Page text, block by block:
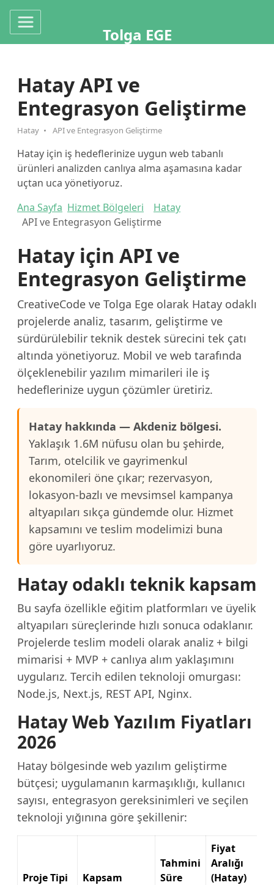
Tolga EGE
Hatay API ve
Entegrasyon Geliştirme
Hatay API ve Entegrasyon Geliştirme
Hatay için iş hedeflerinize uygun web tabanlı
ürünleri analizden canlıya alma aşamasına kadar
uçtan uca yönetiyoruz.
Ana Sayfa Hizmet Bölgeleri
Hatay
API ve Entegrasyon Geliştirme
Hatay için API ve
Entegrasyon Geliştirme
CreativeCode ve Tolga Ege olarak Hatay odaklı
projelerde analiz, tasarım, geliştirme ve
sürdürülebilir teknik destek sürecini tek çatı
altında yönetiyoruz. Mobil ve web tarafında
ölçeklenebilir yazılım mimarileri ile iş
hedeflerinize uygun çözümler üretiriz.
Hatay hakkında — Akdeniz bölgesi.
Yaklaşık 1.6M nüfusu olan bu şehirde,
Tarım, otelcilik ve gayrimenkul
ekonomileri öne çıkar; rezervasyon,
lokasyon-bazlı ve mevsimsel kampanya
altyapıları sıkça gündemde olur. Hizmet
kapsamını ve teslim modelimizi buna
göre uyarlıyoruz.
Hatay odaklı teknik kapsam
Bu sayfa özellikle eğitim platformları ve üyelik
altyapıları süreçlerinde hızlı sonuca odaklanır.
Projelerde teslim modeli olarak analiz + bilgi
mimarisi + MVP + canlıya alım yaklaşımını
uygularız. Tercih edilen teknoloji omurgası:
Node.js, Next.js, REST API, Nginx.
Hatay Web Yazılım Fiyatları
2026
Hatay bölgesinde web yazılım geliştirme
bütçesi; uygulamanın karmaşıklığı, kullanıcı
sayısı, entegrasyon gereksinimleri ve seçilen
teknoloji yığınına göre şekillenir:
Proje Tipi Kapsam
Tahmini
Süre
Fiyat
Aralığı
(Hatay)